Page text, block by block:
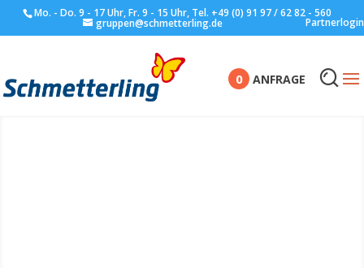
Mo. - Do. 9 - 17 Uhr, Fr. 9 - 15 Uhr, Tel. +49 (0) 91 97 / 62 82 - 560
gruppen@schmetterling.de Partnerlogin
0 ANFRAGE